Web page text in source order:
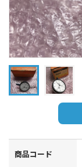
商品コード